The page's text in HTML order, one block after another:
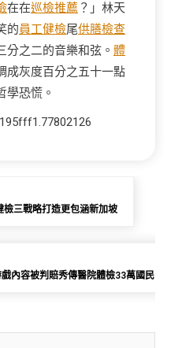
在在巡檢推薦 ？」林天
的員工健檢尾供膳檢查
分之二的音樂和弦。 體
成灰度百分之五十一點
學恐慌。
三戰略打造更包涵新加坡
內容被判賠秀傳醫院體檢33萬國民幣